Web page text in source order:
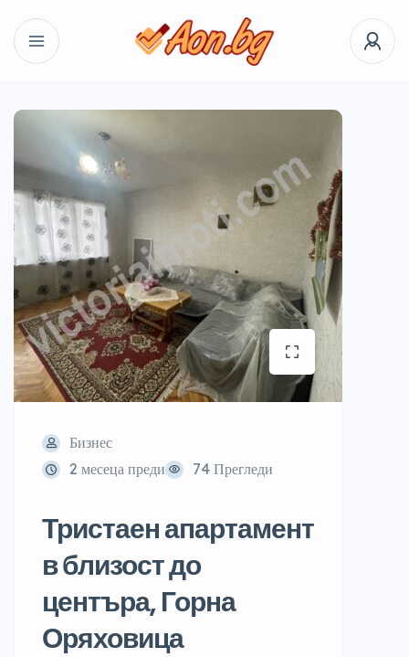
Бизнес
2 месеца преди
74 Прегледи
Тристаен апартамент
в близост до
центъра, Горна
Оряховица